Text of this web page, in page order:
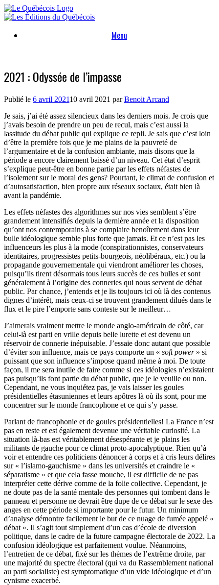
Skip
to
Menu
2021 : Odyssée de l’impasse
Publié le 6 avril 202110 avril 2021 parBenoit Arcand
Je sais, j’ai été assez silencieux dans les derniers mois. Je crois que
j’avais besoin de prendre un peu de recul, mais c’est aussi la
lassitude du débat public qui explique ce repli. Je sais que c’est loin
d’être la première fois que je me plains de la pauvreté de
l’argumentaire et de la confusion ambiante, mais disons que la
période a encore clairement baissé d’un niveau. Cet état d’esprit
s’explique peut-être en bonne partie par les effets néfastes de
l’isolement sur le moral des gens? Pourtant, le climat de confusion et
d’autosatisfaction, bien propre aux réseaux sociaux, était bien là
avant la pandémie.
Les effets néfastes des algorithmes sur nos vies semblent s’être
grandement intensifiés depuis la dernière année et la disposition
qu’ont nos contemporains à se complaire benoîtement dans leur
bulle idéologique semble plus forte que jamais. Et ce n’est pas les
influenceurs les plus à la mode (conspirationnistes, conservateurs
identitaires, progressistes petits-bourgeois, néolibéraux, etc.) ou la
propagande gouvernementale qui viendront améliorer les choses,
puisqu’ils tirent désormais tous leurs succès de ces bulles et sont
généralement à l’origine des conneries qui nous servent de débat
public. Par chance, j’entends et je lis toujours ici où là des contenus
dignes d’intérêt, mais ceux-ci se trouvent grandement dilués dans le
flux et le pire l’emporte sans conteste sur le meilleur…
J’aimerais vraiment mettre le monde anglo-américain de côté, car
celui-là est parti en vrille depuis belle lurette et est devenu un
réservoir de connerie inépuisable. J’essaie donc autant que possible
d’éviter son influence, mais ce pays comporte un « soft power» si
puissant que son influence s’impose quand même à moi. De toute
façon, il me sera inutile de faire comme si ces idéologies n’existaient
pas puisqu’ils font partie du débat public, que je le veuille ou non.
Cependant, ne vous inquiétez pas, je vais laisser les goules
présidentielles étasuniennes et leurs apôtres là où ils sont, pour me
concentrer sur le monde francophone et ce qui s’y passe.
Parlant de francophonie et de goules présidentielles! La France n’est
pas en reste et est également devenue une véritable curiosité. La
situation là-bas est véritablement désespérante et je plains les
militants de gauche pour ce climat proto-apocalyptique. Rien qu’à
voir et entendre ces politiciens dénoncer à corps et à cris leurs délires
sur « l’islamo-gauchisme » dans les universités et craindre le «
séparatisme » et que cela fasse mouche, il est difficile de ne pas
interpréter cette dérive comme de la folie collective. Cependant, je
ne doute pas de la santé mentale des personnes qui tombent dans le
panneau et personne ne devrait être dupe de ce débat sur le sexe des
anges en cette période si importante pour le futur. Un minimum
d’analyse démontre facilement le but de ce nuage de fumée appelé «
débat ». Il s’agit tout simplement d’un cas d’école de diversion
politique, dans le cadre de la future campagne électorale de 2022. La
confusion idéologique est parfaitement voulue. Néanmoins,
l’entretien de ce débat, fixé sur les thèmes de l’extrême droite, par
une majorité du spectre électoral (qui va du Rassemblement national
au parti socialiste) est symptomatique d’un vide idéologique et d’un
cynisme exacerbé.